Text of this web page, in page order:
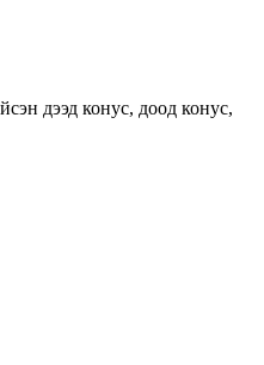
дээд конус, доод конус,